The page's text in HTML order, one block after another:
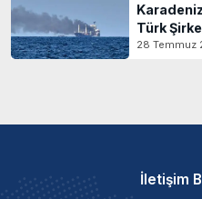
Türk
28 Temmuz
İletişim